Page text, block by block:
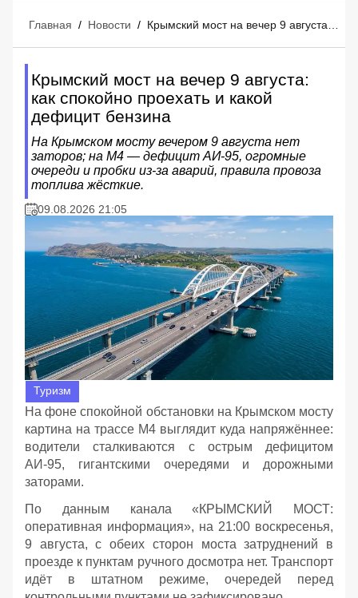
Главная / Новости /
Крымский мост на вечер 9 августа:
как спокойно проехать и какой
дефицит бензина
На Крымском мосту вечером 9 августа нет
заторов; на М4 — дефицит АИ‑95, огромные
очереди и пробки из‑за аварий, правила провоза
топлива жёсткие.
09.08.2026 21:05
Туризм
На фоне спокойной обстановки на Крымском мосту
картина на трассе М4 выглядит куда напряжённее:
водители сталкиваются с острым дефицитом
АИ‑95, гигантскими очередями и дорожными
заторами.
По данным канала «КРЫМСКИЙ МОСТ:
оперативная информация», на 21:00 воскресенья,
9 августа, с обеих сторон моста затруднений в
проезде к пунктам ручного досмотра нет. Транспорт
идёт в штатном режиме, очередей перед